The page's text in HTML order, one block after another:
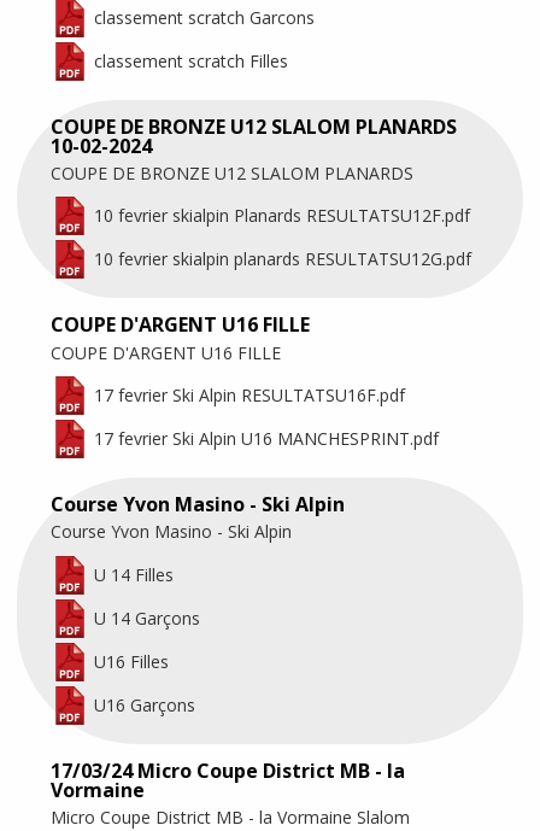
classement scratch Garcons
classement scratch Filles
COUPE DE BRONZE U12 SLALOM PLANARDS
10-02-2024
COUPE DE BRONZE U12 SLALOM PLANARDS
10 fevrier skialpin Planards RESULTATSU12F.pdf
10 fevrier skialpin planards RESULTATSU12G.pdf
COUPE D'ARGENT U16 FILLE
COUPE D'ARGENT U16 FILLE
17 fevrier Ski Alpin RESULTATSU16F.pdf
17 fevrier Ski Alpin U16 MANCHESPRINT.pdf
Course Yvon Masino - Ski Alpin
Course Yvon Masino - Ski Alpin
U 14 Filles
U 14 Garçons
U16 Filles
U16 Garçons
17/03/24 Micro Coupe District MB - la
Vormaine
Micro Coupe District MB - la Vormaine Slalom